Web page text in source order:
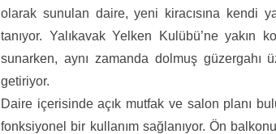
olarak sunulan daire, yeni kiracısına kendi
tanıyor. Yalıkavak Yelken Kulübü’ne
sunarken, aynı zamanda dolmuş güzergahı
getiriyor.
Daire içerisinde açık mutfak ve salon planı
fonksiyonel bir kullanım sağlanıyor. Ön